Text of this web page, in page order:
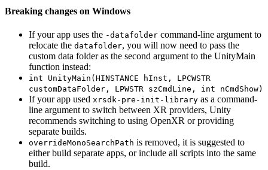
Breaking changes on Windows
If your app uses the -datafolder command-line argument to
relocate the datafolder, you will now need to pass the
custom data folder as the second argument to the UnityMain
function instead:
int UnityMain(HINSTANCE hInst, LPCWSTR
customDataFolder, LPWSTR szCmdLine, int nCmdShow)
If your app used xrsdk-pre-init-library as a command-
line argument to switch between XR providers, Unity
recommends switching to using OpenXR or providing
separate builds.
overrideMonoSearchPath is removed, it is suggested to
either build separate apps, or include all scripts into the same
build.